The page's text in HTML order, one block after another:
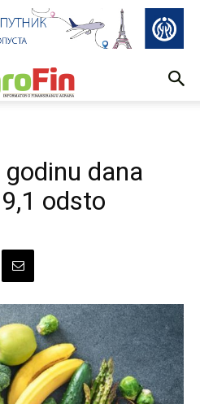
godinu dana
odsto